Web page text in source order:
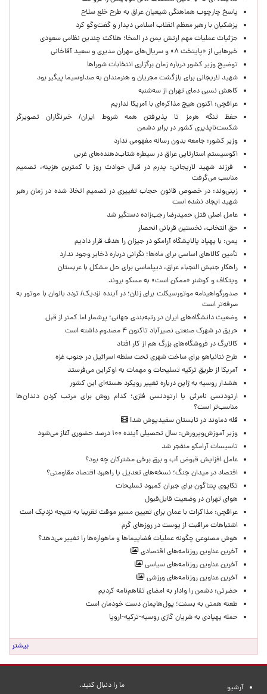
پاسخ چارچوب هماهنگی شیعیان عراق به طرح خلع سلاح
پزشکیان با رهبر معظم انقلاب اسلامی دیدار و گفت‌وگو کرد
جزئیات عملیات مهم ارتش یمن در المخا؛ هلاکت چندین نظامی سعودی
خبرهایی از «پایتخت ۸» و سریال‌های مهران مدیری و سعید آقاخانی
توضیح وزیر کشور درباره زمان برگزاری انتخابات شوراها
شهید لاریجانی برای بازگشت مجریان و هنرمندان به صداوسیما پیگیر بود
کاهش نسبی دمای تهران از سه‌شنبه
عراقچی: اکنون هیچ مذاکره‌ای با آمریکا نداریم
حفظ تنگه هرمز تا پذیرفتن همه شروط ایران/ خبرنگاران تصویرگر
شکست‌ناپذیری کشور در برابر دشمن
وزیر کشور: جامعه بدون رسانه مفهومی ندارد
اکوسیستم استارتاپی عراق در سیطره شتاب‌دهنده‌‌های غربی
فرزند شهید لاریجانی: پدرم در قبال حوادث روز با کمترین هزینه، تصمیم
مناسب می‌گرفت
زینی‌وند: در خصوص قانون حجاب تغییری در تصمیم اتخاذ شده در زمان رهبر
شهید ایجاد نشده است
عامل اصلی قتل حمیدرضا رجب‌زاده دستگیر شد
حق انتخاب، نخستین قربانی انحصار
یمن: با پهپاد پالایشگاه آرامکو در جیزان را هدف قرار دادیم
تأمین کالاهای اساسی برای ماه‌ها؛ نگرانی درباره ذخایر وجود ندارد
راهکار جنبش النجباء عراق، دیپلماسی برای حل مشکل با عربستان
ویتکاف و کوشنر «ممکن است» به مسکو بروند
صدورگواهینامه موتورسیکلت برای زنان؛ در آینده نزدیک/ تردد بانوان با موتور به‌
صرفه‌تر است
وضعیت دانشگاه‌های ایران در رتبه‌بندی جهانی؛ پرشمار اما کمتر از قبل
حریق در شهرک صنعتی نصیرآباد تاکنون ۴ مصدوم داشته است
کالابرگ در فروشگاه‌های بزرگ هم از کار افتاد
طرح نتانیاهو برای ساخت شهری تحت سلطه اسرائیل در جنوب غزه
آمریکا از طریق ترکیه تسلیحات و مهمات به اوکراین می‌فرستد
هشدار روسیه به ژاپن درباره تغییر رویکرد هسته‌ای این کشور
ارتودنسی نامرئی یا ارتودنسی فلزی؛ کدام روش برای مرتب کردن دندان‌ها
مناسب‌تر است؟
قله دماوند در تابستان سفیدپوش شد!
وزیر آموزش‌وپرورش: سال تحصیلی آینده ۱۰۰ درصد حضوری آغاز می‌شود
تاسیسات آرامکو منفجر شد
عامل افزایش قبوض آب و برق برخی مشترکان چه بود؟
اقتصاد در میدان جنگ؛ نسخه‌های تعدیل یا راهبرد اقتصاد مقاومتی؟
تکاپوی پنتاگون برای جبران کمبود تسلیحات
هوای تهران در وضعیت قابل‌قبول
عراقچی: مذاکرات با عمان برای تعیین مسیر موقت تقریبا به نتیجه نزدیک است
اشتباهات مراقبت از پوست در روزهای گرم
هوش مصنوعی چگونه عملیات فضاپیماها و ماهواره‌ها را تغییر می‌دهد؟
آخرین عناوین روزنامه‌های اقتصادی
آخرین عناوین روزنامه‌های سیاسی
آخرین عناوین روزنامه‌های ورزشی
حضرتی: دشمن را وادار به امضای تفاهم‌نامه کردیم
طعنه همتی به بسنت؛ پول‌هایمان دست خودمان است
حمله پهپادی به شریان گازی روسیه-ترکیه-اروپا
بیشتر
آرشیو ما را دنبال کنید.